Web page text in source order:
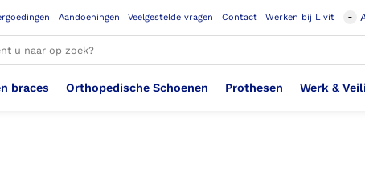
Aandoeningen Veelgestelde vragen Contact Werken bij Livit
braces Orthopedische Schoenen Prothesen Werk &